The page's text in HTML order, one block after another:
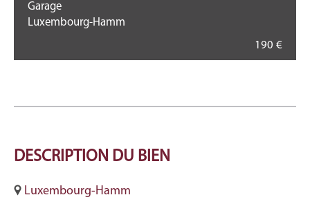
Garage
Luxembourg-Hamm
190 €
DESCRIPTION DU BIEN
Luxembourg-Hamm